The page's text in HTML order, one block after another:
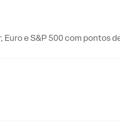
Euro e S&P 500 com pontos